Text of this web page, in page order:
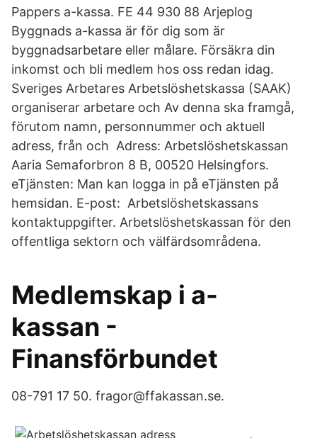
Pappers a-kassa. FE 44 930 88 Arjeplog
Byggnads a-kassa är för dig som är
byggnadsarbetare eller målare. Försäkra din
inkomst och bli medlem hos oss redan idag.
Sveriges Arbetares Arbetslöshetskassa (SAAK)
organiserar arbetare och Av denna ska framgå,
förutom namn, personnummer och aktuell
adress, från och Adress: Arbetslöshetskassan
Aaria Semaforbron 8 B, 00520 Helsingfors.
eTjänsten: Man kan logga in på eTjänsten på
hemsidan. E-post: Arbetslöshetskassans
kontaktuppgifter. Arbetslöshetskassan för den
offentliga sektorn och välfärdsområdena.
Medlemskap i a-
kassan -
Finansförbundet
08-791 17 50. fragor@ffakassan.se.